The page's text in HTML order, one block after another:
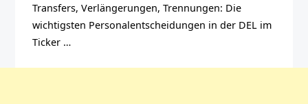
Transfers, Verlängerungen, Trennungen: Die
wichtigsten Personalentscheidungen in der DEL im
Ticker …